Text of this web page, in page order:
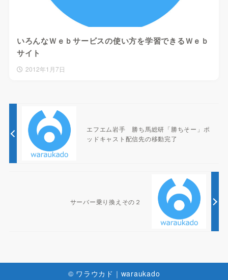
いろんなＷｅｂサービスの使い方を学習できるＷｅｂ
サイト
2012年1月7日
エフエム岩手 勝ち馬総研「勝ちそー」ポ
ッドキャスト配信先の移動完了
サーバー乗り換えその２
© ワラウカド｜waraukado